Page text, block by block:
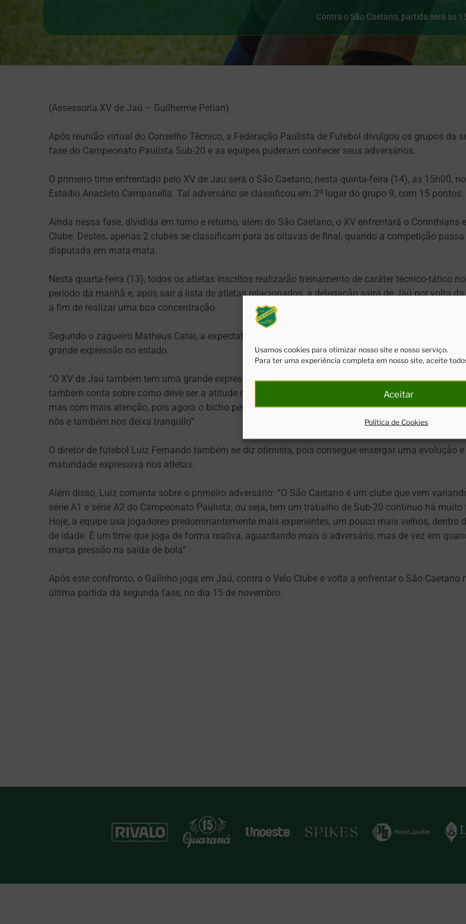
Usamos cookies para otimizar nosso site e nosso serviço.
Para ter uma experiência completa em nosso site, aceite
Aceitar
Política de Cookies
Contra o São Caetano, partida será às
(Assessoria XV de Jaú – Guilherme Petian)
Após reunião virtual do Conselho Técnico, a Federação Paulista de Futebol divulgou os grupos da
fase do Campeonato Paulista Sub-20 e as equipes puderam conhecer seus adversários.
O primeiro time enfrentado pelo XV de Jaú será o São Caetano, nesta quinta-feira (14), às 15h00, no
Estádio Anacleto Campanella. Tal adversário se classificou em 3º lugar do grupo 9, com 15 pontos.
Ainda nessa fase, dividida em turno e returno, além do São Caetano, o XV enfrentará o Corinthians
Clube. Destes, apenas 2 clubes se classificam para as oitavas de final, quando a competição passa
disputada em mata-mata.
Nesta quarta-feira (13), todos os atletas inscritos realizarão treinamento de caráter técnico-tático no
período da manhã e, após sair a lista de atletas relacionados, a delegação sairá de Jaú por volta
a fim de realizar uma boa concentração.
Segundo o zagueiro Matheus Catai, a expectativa da equipe quinzeana é boa, mesmo diante de
grande expressão no estado.
“O XV de Jaú também tem uma grande expressão e vamos em busca da classificação”, relata
também conta sobre como deve ser a atitude da equipe nesse novo desafio: “A postura continua a
mas com mais atenção, pois agora o bicho pega de verdade, mas o treinador passa muita
nós e também nos deixa tranquilo”.
O diretor de futebol Luiz Fernando também se diz otimista, pois consegue enxergar uma evolução e
maturidade expressiva nos atletas.
Além disso, Luiz comenta sobre o primeiro adversário: “O São Caetano é um clube que vem
série A1 e série A2 do Campeonato Paulista, ou seja, tem um trabalho de Sub-20 contínuo há muito
Hoje, a equipe usa jogadores predominantemente mais experientes, um pouco mais velhos, dentro
de idade. É um time que joga de forma reativa, aguardando mais o adversário, mas de vez em
marca pressão na saída de bola”.
Após este confronto, o Galinho joga em Jaú, contra o Velo Clube e volta a enfrentar o São Caetano
última partida da segunda fase, no dia 15 de novembro.